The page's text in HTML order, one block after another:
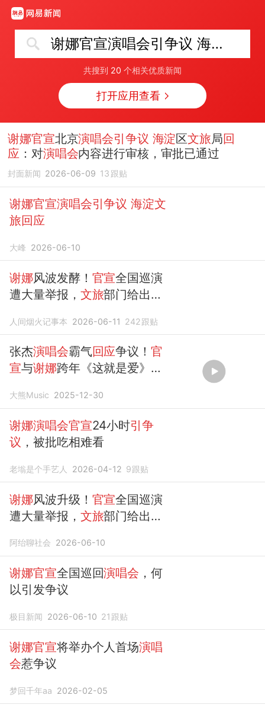
谢娜官宣演唱会引争议 海淀文旅回应
共搜到 20 个相关优质新闻
打开应用查看
谢娜官宣北京演唱会引争议 海淀区文旅局回
应 ：对演唱会内容进行审核，审批已通过
封面新闻 2026-06-09 13 跟贴
谢娜官宣演唱会引争议 海淀文
旅回应
大峰 2026-06-10
谢娜风波发酵！ 官宣全国巡演
遭大量举报， 文旅部门给出回
人间烟火记事本 2026-06-11 242跟贴
张杰演唱会霸气回应争议！ 官
宣与谢娜跨年《这就是爱》抚
大熊Music 2025-12-30
谢娜演唱会官宣24小时引争
议 ，被批吃相难看
老塕是个手艺人 2026-04-12 9跟贴
谢娜风波升级！ 官宣全国巡演
遭大量举报， 文旅部门给出回
阿绐聊社会 2026-06-10
谢娜官宣全国巡回演唱会 ，何
以引发争议
极目新闻 2026-06-10 21 跟贴
谢娜官宣将举办个人首场演唱
会惹争议
梦回千年aa 2026-02-05